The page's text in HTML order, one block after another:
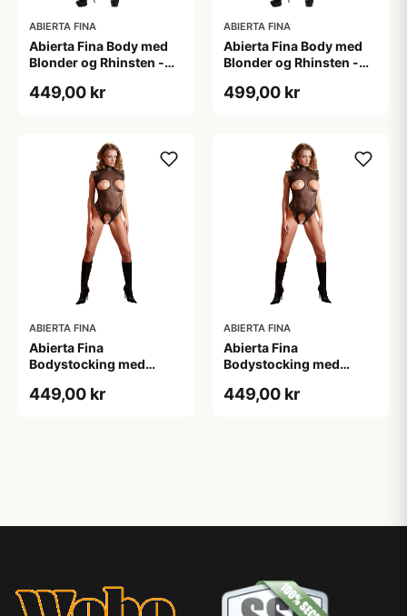
ABIERTA FINA
Abierta Fina Body med
Blonder og Rhinsten -
449,00 kr
ABIERTA FINA
Abierta Fina Body med
Blonder og Rhinsten -
499,00 kr
ABIERTA FINA
Abierta Fina
Bodystocking med
449,00 kr
ABIERTA FINA
Abierta Fina
Bodystocking med
449,00 kr